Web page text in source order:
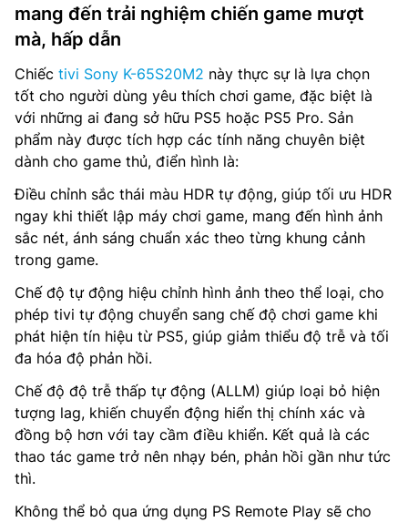
mang đến trải nghiệm chiến game mượt
mà, hấp dẫn
Chiếc tivi Sony K-65S20M2 này thực sự là lựa chọn
tốt cho người dùng yêu thích chơi game, đặc biệt là
với những ai đang sở hữu PS5 hoặc PS5 Pro. Sản
phẩm này được tích hợp các tính năng chuyên biệt
dành cho game thủ, điển hình là:
Điều chỉnh sắc thái màu HDR tự động, giúp tối ưu HDR
ngay khi thiết lập máy chơi game, mang đến hình ảnh
sắc nét, ánh sáng chuẩn xác theo từng khung cảnh
trong game.
Chế độ tự động hiệu chỉnh hình ảnh theo thể loại, cho
phép tivi tự động chuyển sang chế độ chơi game khi
phát hiện tín hiệu từ PS5, giúp giảm thiểu độ trễ và tối
đa hóa độ phản hồi.
Chế độ độ trễ thấp tự động (ALLM) giúp loại bỏ hiện
tượng lag, khiến chuyển động hiển thị chính xác và
đồng bộ hơn với tay cầm điều khiển. Kết quả là các
thao tác game trở nên nhạy bén, phản hồi gần như tức
thì.
Không thể bỏ qua ứng dụng PS Remote Play sẽ cho